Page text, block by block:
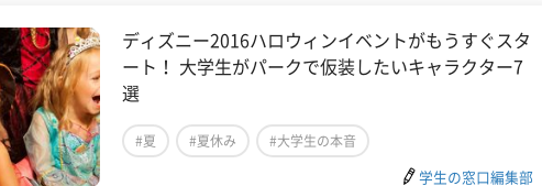
ディズニー2016ハロウィンイベントがもうすぐスタ
ート！ 大学生がパークで仮装したいキャラクター7
選
#夏 #夏休み #大学生の本音
学生の窓口編集部